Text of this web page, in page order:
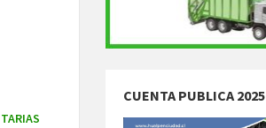
CUENTA PUBLICA 2025